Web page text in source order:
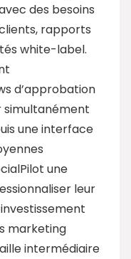
des besoins
rapports
white-label.
d’approbation
une interface
une
leur
marketing
intermédiaire